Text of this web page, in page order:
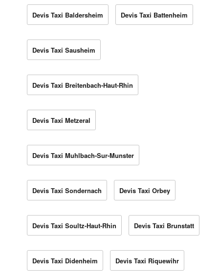
Devis Taxi Baldersheim Devis Taxi Battenheim
Devis Taxi Sausheim
Devis Taxi Breitenbach-Haut-Rhin
Devis Taxi Metzeral
Devis Taxi Muhlbach-Sur-Munster
Devis Taxi Sondernach Devis Taxi Orbey
Devis Taxi Soultz-Haut-Rhin Devis Taxi Brunstatt
Devis Taxi Didenheim Devis Taxi Riquewihr